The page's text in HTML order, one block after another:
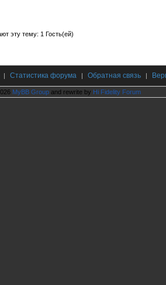
эту тему: 1 Гость(ей)
| Статистика форума | Обратная связь |
MyBB Group and rewrite by Hi Fidelity Forum